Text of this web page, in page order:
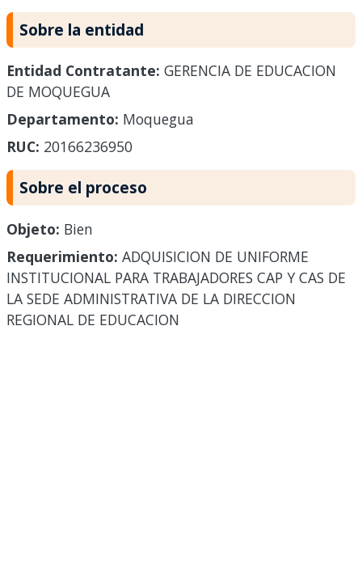
Sobre la entidad
Entidad Contratante: GERENCIA DE EDUCACION
DE MOQUEGUA
Departamento: Moquegua
RUC: 20166236950
Sobre el proceso
Objeto: Bien
Requerimiento: ADQUISICION DE UNIFORME
INSTITUCIONAL PARA TRABAJADORES CAP Y CAS DE
LA SEDE ADMINISTRATIVA DE LA DIRECCION
REGIONAL DE EDUCACION